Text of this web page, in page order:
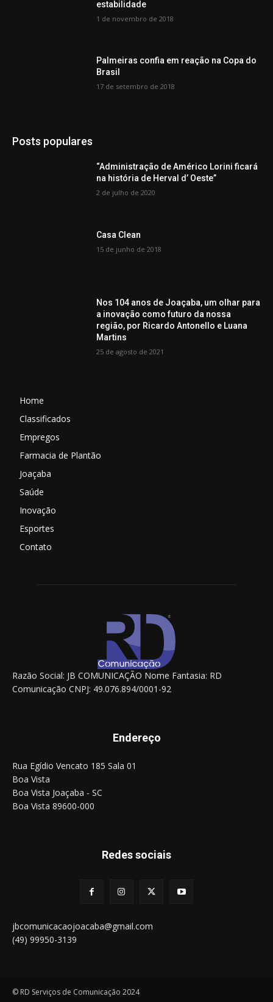
estabilidade
1 de novembro de 2018
Palmeiras confia em reação na Copa do
Brasil
17 de setembro de 2018
Posts populares
“Administração de Américo Lorini ficará
na história de Herval d’ Oeste”
2 de julho de 2020
Casa Clean
15 de junho de 2018
Nos 104 anos de Joaçaba, um olhar para
a inovação como futuro da nossa
região, por Ricardo Antonello e Luana
Martins
25 de agosto de 2021
Home
Classificados
Empregos
Farmacia de Plantão
Joaçaba
Saúde
Inovação
Esportes
Contato
Razão Social: JB COMUNICAÇÃO Nome Fantasia: RD
Comunicação CNPJ: 49.076.894/0001-92
Endereço
Rua Egídio Vencato 185 Sala 01
Boa Vista
Boa Vista Joaçaba - SC
Boa Vista 89600-000
Redes sociais
jbcomunicacaojoacaba@gmail.com
(49) 99950-3139
© RD Serviços de Comunicação 2024